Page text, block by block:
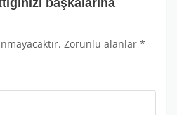
başkalarına
Zorunlu alanlar *